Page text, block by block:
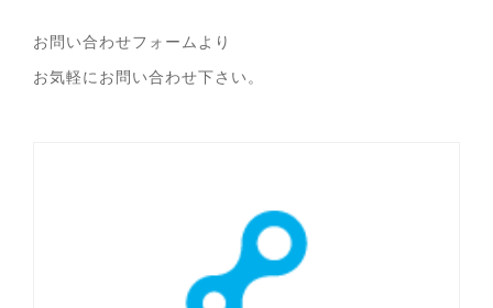
お問い合わせフォームより
お気軽にお問い合わせ下さい。